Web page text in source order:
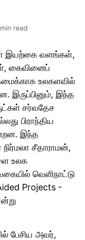
min read
இயற்கை வளங்கள்,
கைவினைப்
உலகளவில்
இருப்பினும், இந்த
சர்வதேச
பிராந்திய
இந்த
சீதாராமன்,
உலக
வெளிநாட்டு
Projects -
பேசிய அவர்,